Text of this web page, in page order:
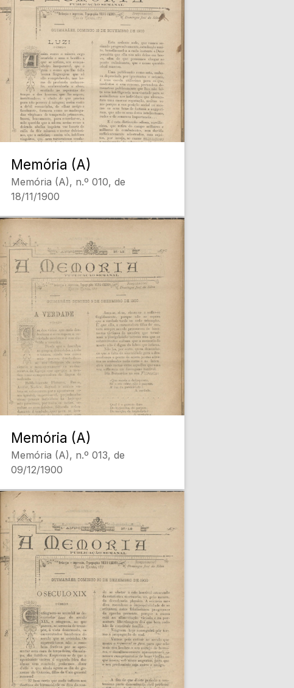
Memória (A)
Memória (A), n.º 010, de
18/11/1900
Memória (A)
Memória (A), n.º 013, de
09/12/1900